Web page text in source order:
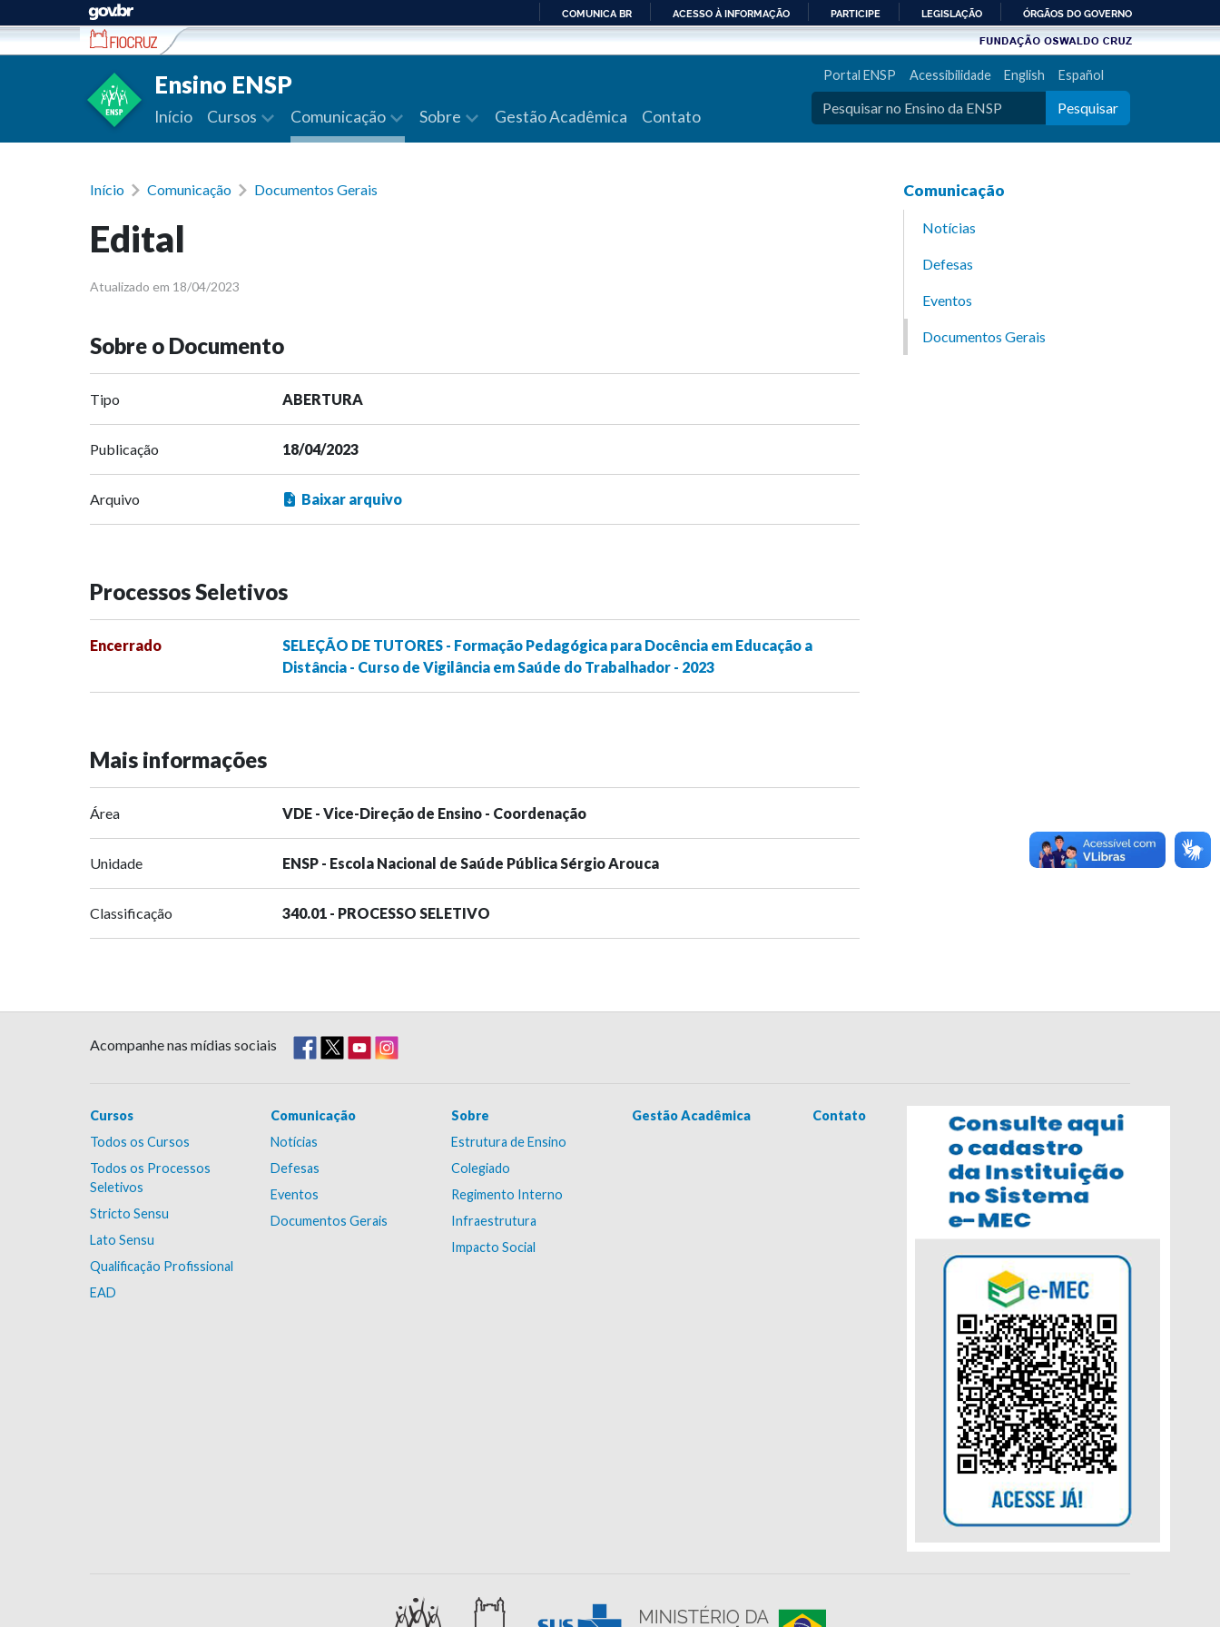
Ir para conteúdo
PARA
COMUNICA BR ACESSO À INFORMAÇÃO PARTICIPE LEGISLAÇÃO ÓRGÃOS DO GOVERNO
Ensino ENSP
Início Cursos Comunicação Sobre Gestão Acadêmica Contato
Portal ENSP Acessibilidade English Español
Pesquisar
Início Comunicação Documentos Gerais
Edital
Atualizado em 18/04/2023
Sobre o Documento
Tipo ABERTURA
Publicação 18/04/2023
Arquivo Baixar arquivo
Processos Seletivos
Encerrado
SELEÇÃO DE TUTORES - Formação Pedagógica para Docência em Educação a
Distância - Curso de Vigilância em Saúde do Trabalhador - 2023
Mais informações
Área VDE - Vice-Direção de Ensino - Coordenação
Unidade ENSP - Escola Nacional de Saúde Pública Sérgio Arouca
Classificação 340.01 - PROCESSO SELETIVO
Comunicação
Notícias
Defesas
Eventos
Documentos Gerais
Acompanhe nas mídias sociais
Cursos
Todos os Cursos
Todos os Processos
Seletivos
Stricto Sensu
Lato Sensu
Qualificação Profissional
EAD
Comunicação
Notícias
Defesas
Eventos
Documentos Gerais
Sobre
Estrutura de Ensino
Colegiado
Regimento Interno
Infraestrutura
Impacto Social
Gestão Acadêmica Contato